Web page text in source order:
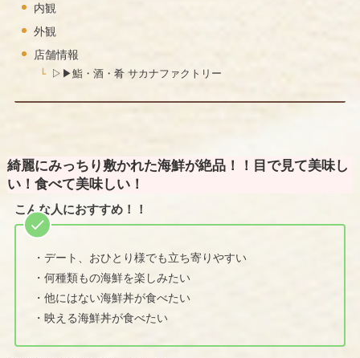
内観
外観
店舗情報
▷▶︎鮨・酒・肴 サカナファクトリー
綺麗にみっちり敷かれた海鮮が絶品！！目で見て美味し
い！食べて美味しい！
こんな人におすすめ！！
・デート、おひとり様でも立ち寄りやすい
・何種類もの海鮮を楽しみたい
・他にはない海鮮丼が食べたい
・映える海鮮丼が食べたい